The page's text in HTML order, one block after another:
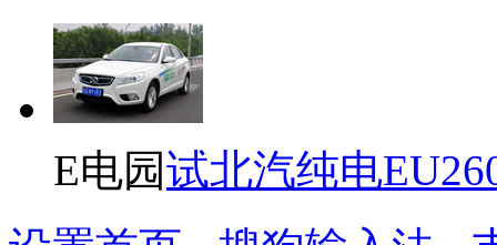
E电园试北汽纯电